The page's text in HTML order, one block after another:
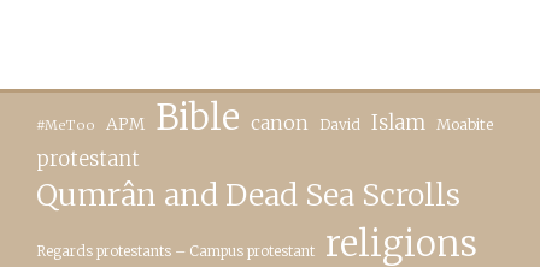
#MeToo APM Bible canon David Islam Moabite
protestant
Qumrân and Dead Sea Scrolls
Regards protestants – Campus protestant religions